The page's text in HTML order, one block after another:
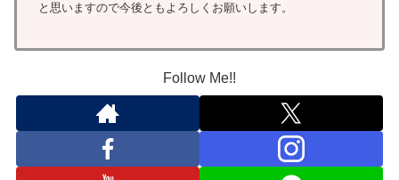
と思いますので今後ともよろしくお願いします。
Follow Me!!